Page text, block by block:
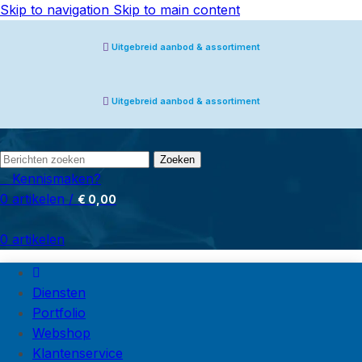
de
Skip to navigation Skip to main content
Uitgebreid aanbod & assortiment
Uitgebreid aanbod & assortiment
Zoeken
Kennismaken?
0 artikelen / € 0,00
0 artikelen
Diensten
Portfolio
Webshop
Klantenservice